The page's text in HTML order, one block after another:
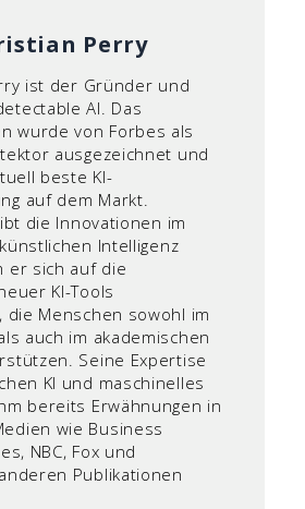
Perry
ist der Gründer und
AI. Das
wurde von Forbes als
ausgezeichnet und
beste KI-
auf dem Markt.
die Innovationen im
Intelligenz
er sich auf die
KI-Tools
die Menschen sowohl im
auch im akademischen
Seine Expertise
KI und maschinelles
bereits Erwähnungen in
wie Business
NBC, Fox und
Publikationen